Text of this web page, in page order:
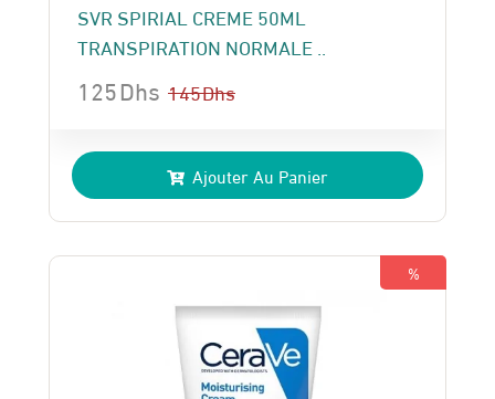
SVR SPIRIAL CREME 50ML
TRANSPIRATION NORMALE ..
145Dhs
prix
initial
était :
145 Dhs.
125Dhs
prix
actuel
est :
125 Dhs.
Ajouter Au Panier
%